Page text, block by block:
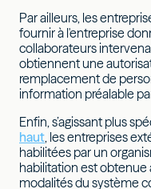
Par ailleurs, les
fournir à l'entreprise
collaborateurs
obtiennent une
remplacement de
information préalable
Enfin, s’agissant plus
haut , les entreprises
habilitées par un
habilitation est obtenue
modalités du système